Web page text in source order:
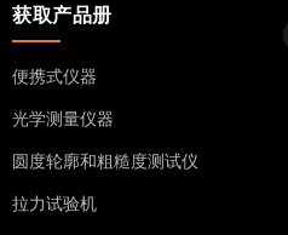
获取产品册
便携式仪器
光学测量仪器
圆度轮廓和粗糙度测试仪
拉力试验机